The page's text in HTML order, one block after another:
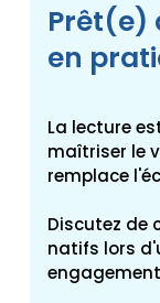
Prêt(e)
en
La lecture
maîtriser le
remplace
Discutez de
natifs lors